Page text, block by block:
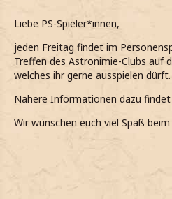
Jetzt Fanclub-
Liebe PS-Spieler*innen,
jeden Freitag findet im
Treffen des Astronimie-Clubs
welches ihr gerne ausspielen dürft.
Nähere Informationen dazu
Wir wünschen euch viel Spaß beim